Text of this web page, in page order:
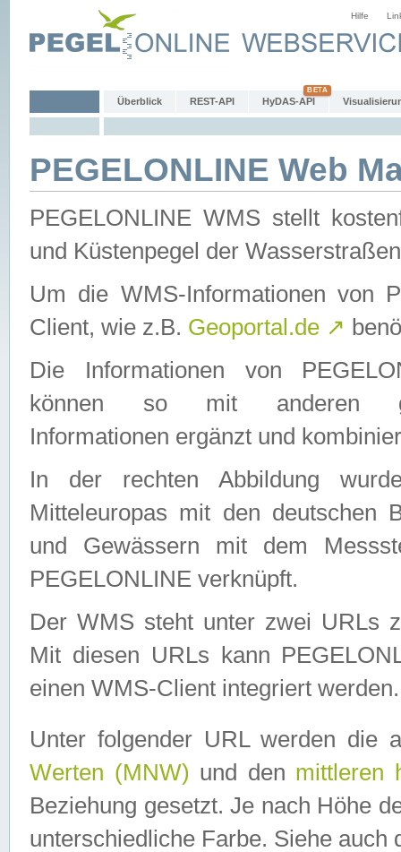
Hilfe
Überblick REST-API HyDAS-API
PEGELONLINE Web
PEGELONLINE WMS stellt
und Küstenpegel der
Um die WMS-Informationen von
Client, wie z.B. Geoportal.de ↗
Die Informationen von
können so mit anderen
Informationen ergänzt und
In der rechten Abbildung
Mitteleuropas mit den deutschen
und Gewässern mit dem
PEGELONLINE verknüpft.
Der WMS steht unter zwei URLs
Mit diesen URLs kann
einen WMS-Client integriert werden.
Unter folgender URL werden die
Werten (MNW) und den mittleren
Beziehung gesetzt. Je nach Höhe
unterschiedliche Farbe. Siehe auch